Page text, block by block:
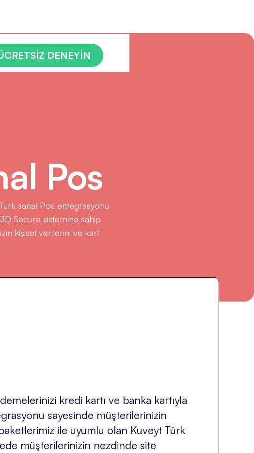
DENEYİN
Pos
sanal Pos entegrasyonu
Secure sistemine sahip
kişisel verilerini ve kart
kredi kartı ve banka kartıyla
sayesinde müşterilerinizin
ile uyumlu olan Kuveyt Türk
müşterilerinizin nezdinde site